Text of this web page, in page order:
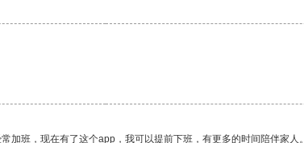
班，现在有了这个app，我可以提前下班，有更多的时间陪伴家人。